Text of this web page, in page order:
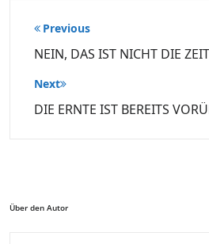
Beitragsnavigation
Previous
NEIN, DAS IST NICHT DIE
Next
DIE ERNTE IST BEREITS
Über den Autor